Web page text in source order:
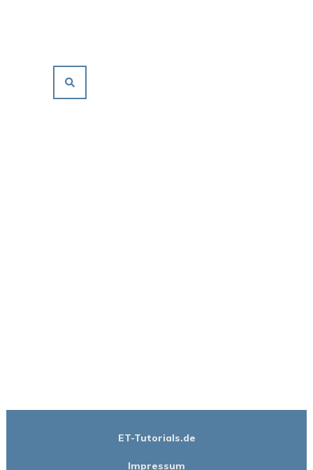
ET-Tutorials.de
Impressum